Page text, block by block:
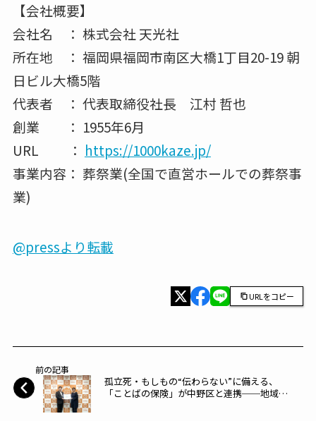
【会社概要】
会社名 ： 株式会社 天光社
所在地 ： 福岡県福岡市南区大橋1丁目20-19 朝
日ビル大橋5階
代表者 ： 代表取締役社長 江村 哲也
創業 ： 1955年6月
URL ： https://1000kaze.jp/
事業内容： 葬祭業(全国で直営ホールでの葬祭事
業)
@pressより転載
URLをコピー
前の記事
孤立死・もしもの“伝わらない”に備える、
「ことばの保険」が中野区と連携──地域包